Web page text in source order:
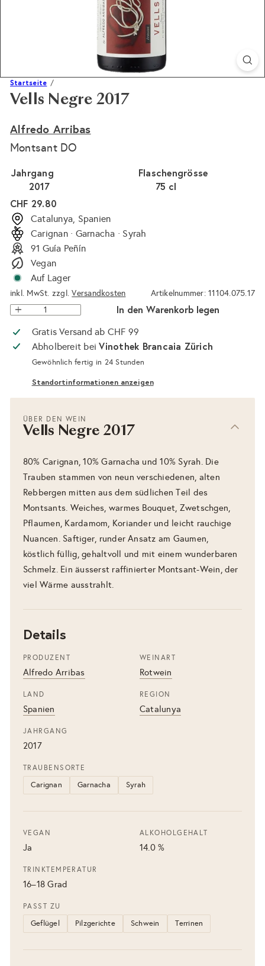
Startseite
Vells Negre 2017
Alfredo Arribas
Montsant DO
Flaschengrösse
75 cl
Jahrgang
2017
Normaler
Preis
CHF 29.80
Catalunya, Spanien
Carignan · Garnacha · Syrah
91 Guía Peñín
Vegan
Auf Lager
inkl. MwSt. zzgl.Versandkosten Artikelnummer: 11104.075.17
In den Warenkorb legen
Gratis Versand ab CHF 99
Abholbereit beiVinothek Brancaia Zürich
Gewöhnlich fertig in 24 Stunden
Standortinformationen anzeigen
ÜBER DEN WEIN
Vells Negre 2017
80% Carignan, 10% Garnacha und 10% Syrah. Die
Trauben stammen von neun verschiedenen, alten
Rebbergen mitten aus dem südlichen Teil des
Montsants. Weiches, warmes Bouquet, Zwetschgen,
Pflaumen, Kardamom, Koriander und leicht rauchige
Nuancen. Saftiger, runder Ansatz am Gaumen,
köstlich füllig, gehaltvoll und mit einem wunderbaren
Schmelz. Ein äusserst raffinierter Montsant-Wein, der
viel Wärme ausstrahlt.
Details
PRODUZENT
Alfredo Arribas
WEINART
Rotwein
LAND
Spanien
REGION
Catalunya
JAHRGANG
2017
TRAUBENSORTE
Carignan Garnacha Syrah
VEGAN
Ja
ALKOHOLGEHALT
14.0 %
TRINKTEMPERATUR
16–18 Grad
PASST ZU
Geflügel Pilzgerichte Schwein Terrinen